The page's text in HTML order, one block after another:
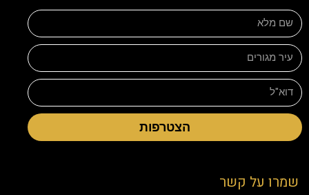
הצטרפות
שמרו על קשר